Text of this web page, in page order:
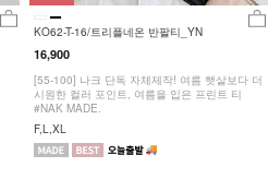
KO62-T-16/트리플네온 반팔티_YN
16,900
[55-100] 나크 단독 자체제작! 여름 햇살보다 더
시원한 컬러 포인트, 여름을 입은 프린트 티
#NAK MADE.
F,L,XL